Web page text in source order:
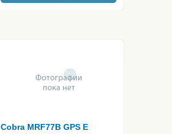
Cobra MRF77B GPS E